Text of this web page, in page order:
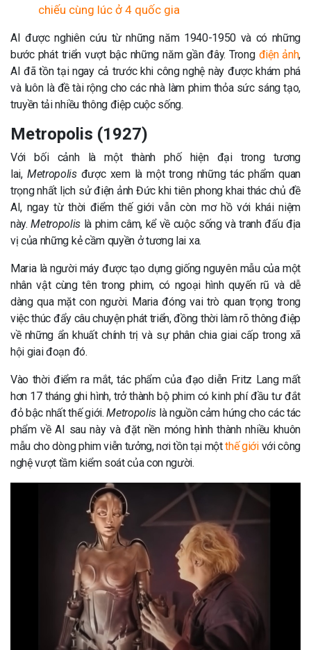
chiếu cùng lúc ở 4 quốc gia
AI được nghiên cứu từ những năm 1940-1950 và có những
bước phát triển vượt bậc những năm gần đây. Trong điện ảnh,
AI đã tồn tại ngay cả trước khi công nghệ này được khám phá
và luôn là đề tài rộng cho các nhà làm phim thỏa sức sáng tạo,
truyền tải nhiều thông điệp cuộc sống.
Metropolis (1927)
Với bối cảnh là một thành phố hiện đại trong tương
lai, Metropolisđược xem là một trong những tác phẩm quan
trọng nhất lịch sử điện ảnh Đức khi tiên phong khai thác chủ đề
AI, ngay từ thời điểm thế giới vẫn còn mơ hồ với khái niệm
này.Metropolis là phim câm, kể về cuộc sống và tranh đấu địa
vị của những kẻ cầm quyền ở tương lai xa.
Maria là người máy được tạo dựng giống nguyên mẫu của một
nhân vật cùng tên trong phim, có ngoại hình quyến rũ và dễ
dàng qua mặt con người. Maria đóng vai trò quan trọng trong
việc thúc đẩy câu chuyện phát triển, đồng thời làm rõ thông điệp
về những ẩn khuất chính trị và sự phân chia giai cấp trong xã
hội giai đoạn đó.
Vào thời điểm ra mắt, tác phẩm của đạo diễn Fritz Lang mất
hơn 17 tháng ghi hình, trở thành bộ phim có kinh phí đầu tư đắt
đỏ bậc nhất thế giới.Metropolis là nguồn cảm hứng cho các tác
phẩm về AI sau này và đặt nền móng hình thành nhiều khuôn
mẫu cho dòng phim viễn tưởng, nơi tồn tại mộtthế giớivới công
nghệ vượt tầm kiểm soát của con người.